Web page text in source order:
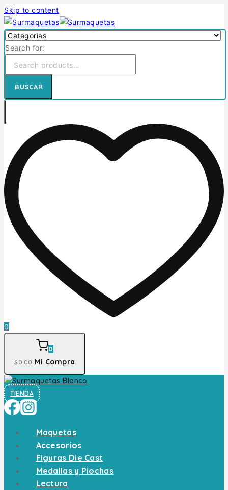
Skip to content
Search for:
BUSCAR
0
0
$0 .00 Mi Compra
TIENDA
Maquetas
Accesorios
Figuras Die Cast
Medallas y Piochas
Lectura